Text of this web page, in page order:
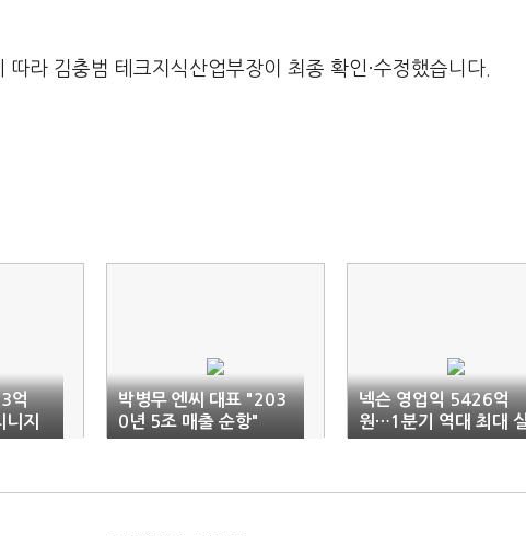
라 김충범 테크지식산업부장이 최종 확인·수정했습니다.
억
지
박병무 엔씨 대표 "203
0년 5조 매출 순항"
넥슨 영업익 5426억
원…1분기 역대 최대
적